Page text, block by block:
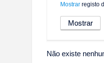
Mostrarregisto
Não existe